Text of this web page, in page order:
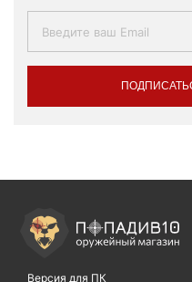
Версия для ПК